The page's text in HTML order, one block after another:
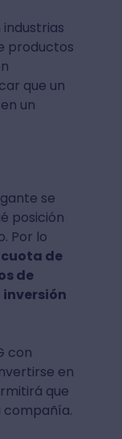
industrias
productos
que un
un
se
posición
Por lo
de
de
con
en
que
compañía.